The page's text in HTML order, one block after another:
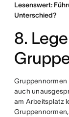
Lesenswert:
Unterschied?
8.
Gruppennormen
auch
am Arbeitsplatz